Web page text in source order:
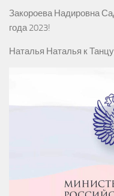
Закороева Надировна
года 2023!
Наталья Наталья к